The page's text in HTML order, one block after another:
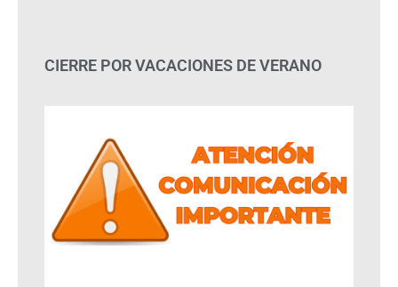
CIERRE POR VACACIONES DE VERANO